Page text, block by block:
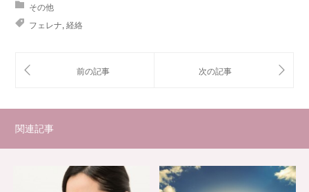
その他
フェレナ, 経絡
関連記事